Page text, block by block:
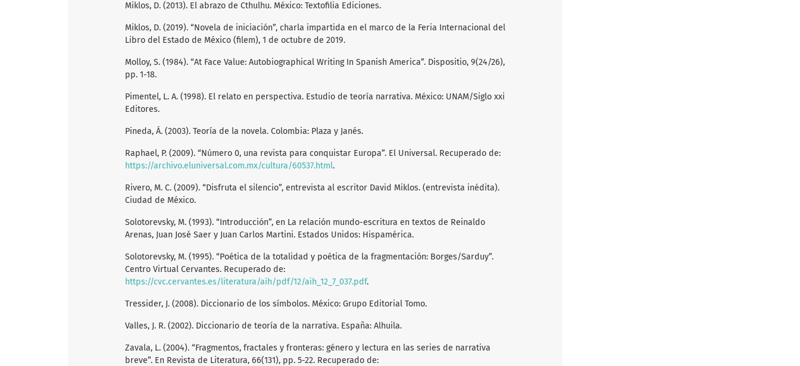
Miklos, D. (2013). El abrazo de Cthulhu. México: Textofilia Ediciones.
Miklos, D. (2019). “Novela de iniciación”, charla impartida en el marco de la Feria Internacional del
Libro del Estado de México (filem), 1 de octubre de 2019.
Molloy, S. (1984). “At Face Value: Autobiographical Writing In Spanish America”. Dispositio, 9(24/26),
pp. 1-18.
Pimentel, L. A. (1998). El relato en perspectiva. Estudio de teoría narrativa. México: UNAM/Siglo xxi
Editores.
Pineda, Á. (2003). Teoría de la novela. Colombia: Plaza y Janés.
Raphael, P. (2009). “Número 0, una revista para conquistar Europa”. El Universal. Recuperado de:
https://archivo.eluniversal.com.mx/cultura/60537.html.
Rivero, M. C. (2009). “Disfruta el silencio”, entrevista al escritor David Miklos. (entrevista inédita).
Ciudad de México.
Solotorevsky, M. (1993). “Introducción”, en La relación mundo-escritura en textos de Reinaldo
Arenas, Juan José Saer y Juan Carlos Martini. Estados Unidos: Hispamérica.
Solotorevsky, M. (1995). “Poética de la totalidad y poética de la fragmentación: Borges/Sarduy”.
Centro Virtual Cervantes. Recuperado de:
https://cvc.cervantes.es/literatura/aih/pdf/12/aih_12_7_037.pdf.
Tressider, J. (2008). Diccionario de los símbolos. México: Grupo Editorial Tomo.
Valles, J. R. (2002). Diccionario de teoría de la narrativa. España: Alhuila.
Zavala, L. (2004). “Fragmentos, fractales y fronteras: género y lectura en las series de narrativa
breve”. En Revista de Literatura, 66(131), pp. 5-22. Recuperado de: